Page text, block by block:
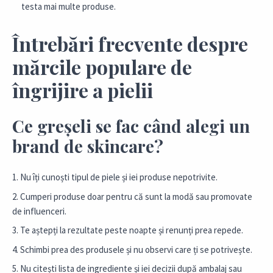
testa mai multe produse.
Întrebări frecvente despre
mărcile populare de
îngrijire a pielii
Ce greșeli se fac când alegi un
brand de skincare?
Nu îți cunoști tipul de piele și iei produse nepotrivite.
Cumperi produse doar pentru că sunt la modă sau promovate
de influenceri.
Te aștepți la rezultate peste noapte și renunți prea repede.
Schimbi prea des produsele și nu observi care ți se potrivește.
Nu citești lista de ingrediente și iei decizii după ambalaj sau